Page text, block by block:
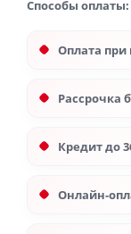
Способы оплаты:
Оплата
Рассрочка
Кредит до
Онлайн-